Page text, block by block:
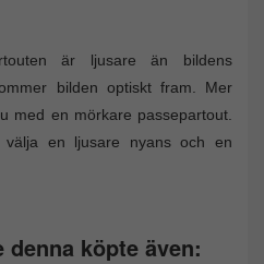
är ljusare än bildens
bilden optiskt fram. Mer
med en mörkare passepartout.
en ljusare nyans och en
köpte även: